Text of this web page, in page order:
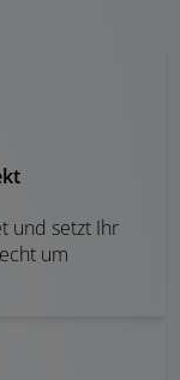
und setzt Ihr
um